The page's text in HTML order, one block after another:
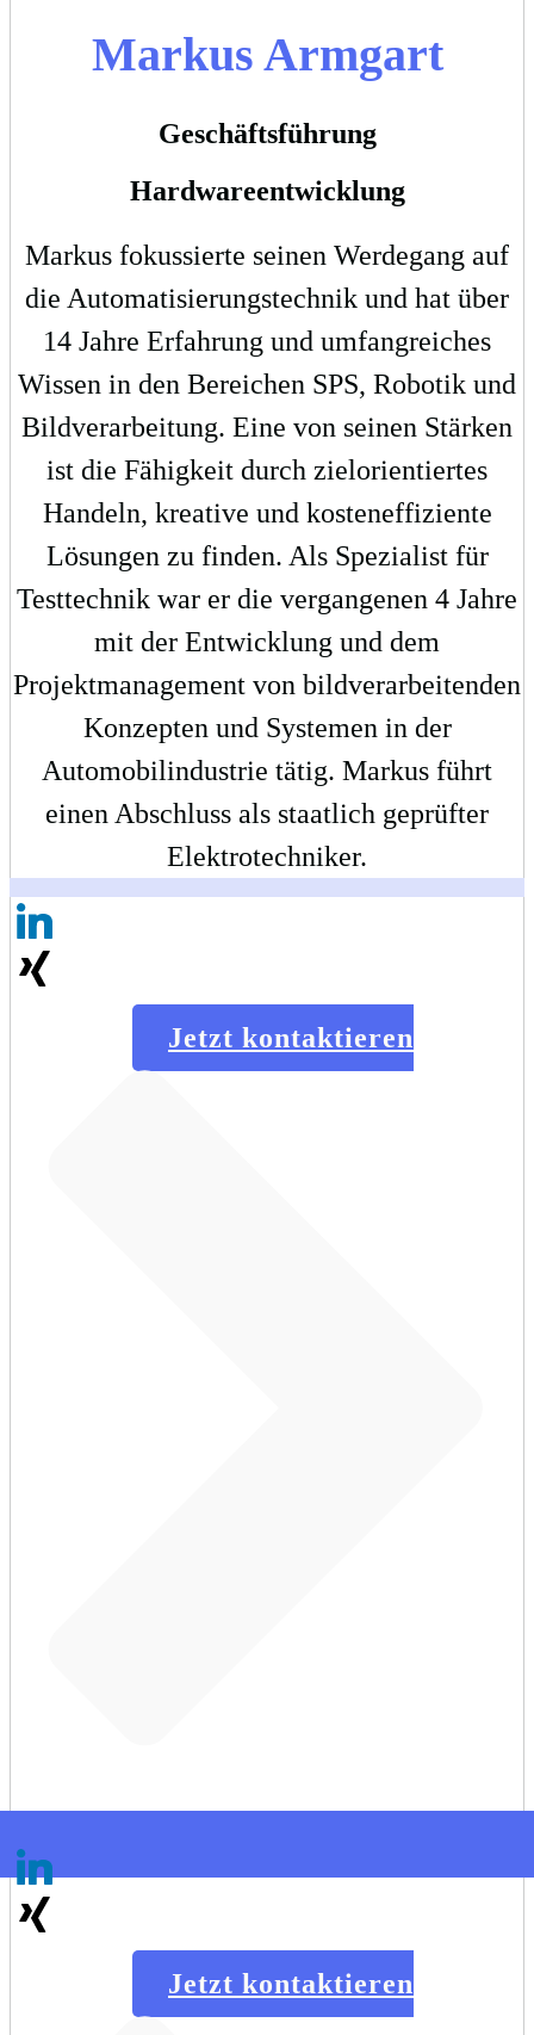
Markus Armgart
Geschäftsführung
Hardwareentwicklung
Markus fokussierte seinen Werdegang auf
die Automatisierungstechnik und hat über
14 Jahre Erfahrung und umfangreiches
Wissen in den Bereichen SPS, Robotik und
Bildverarbeitung. Eine von seinen Stärken
ist die Fähigkeit durch zielorientiertes
Handeln, kreative und kosteneffiziente
Lösungen zu finden. Als Spezialist für
Testtechnik war er die vergangenen 4 Jahre
mit der Entwicklung und dem
Projektmanagement von bildverarbeitenden
Konzepten und Systemen in der
Automobilindustrie tätig. Markus führt
einen Abschluss als staatlich geprüfter
Elektrotechniker.
Jetzt kontaktieren
Jetzt kontaktieren